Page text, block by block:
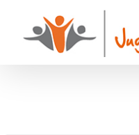
Inhalt
springen